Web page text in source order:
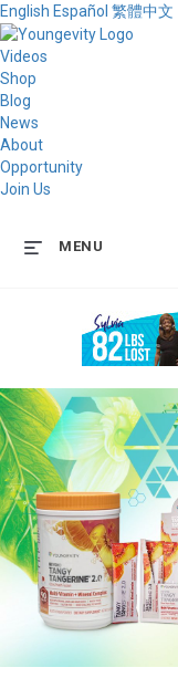
English Español 繁體中文
Videos
Shop
Blog
News
About
Opportunity
Join Us
MENU